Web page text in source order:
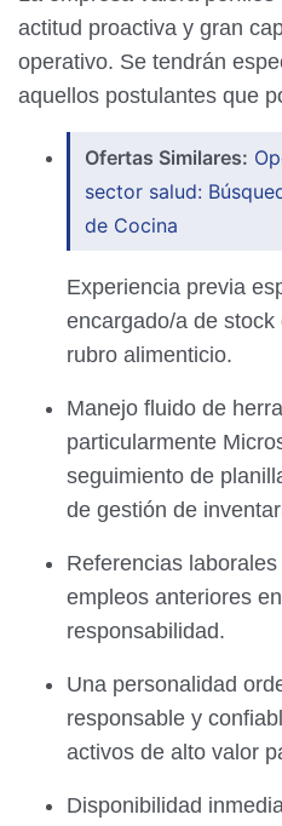
actitud proactiva y gran
operativo. Se tendrán
aquellos postulantes que
Ofertas Similares:
sector salud:
de Cocina
Experiencia previa
encargado/a de stock
rubro alimenticio.
Manejo fluido de
particularmente
seguimiento de
de gestión de
Referencias
empleos anteriores
responsabilidad.
Una personalidad
responsable y
activos de alto valor
Disponibilidad